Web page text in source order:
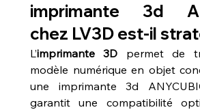
imprimante 3d
chez LV3D est-il
L’imprimante 3D permet de
modèle numérique en objet
une imprimante 3d